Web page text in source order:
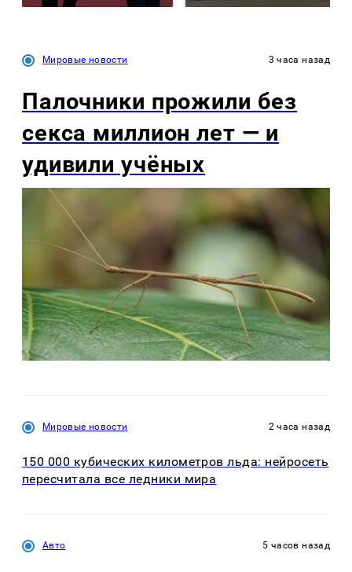
Мировые новости 3 часа назад
Палочники прожили без
секса миллион лет — и
удивили учёных
Мировые новости 2 часа назад
150 000 кубических километров льда: нейросеть
пересчитала все ледники мира
Авто 5 часов назад